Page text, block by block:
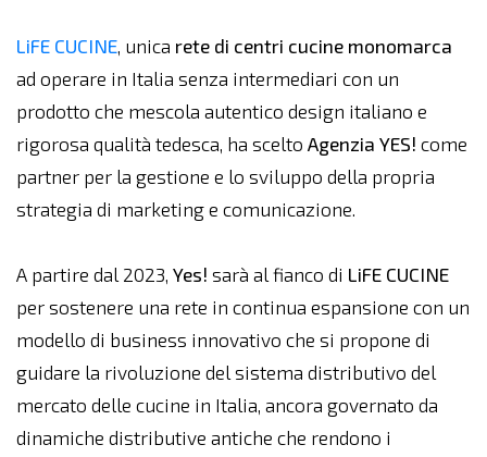
LiFE CUCINE, unica rete di centri cucine monomarca
ad operare in Italia senza intermediari con un
prodotto che mescola autentico design italiano e
rigorosa qualità tedesca, ha scelto Agenzia YES! come
partner per la gestione e lo sviluppo della propria
strategia di marketing e comunicazione.
A partire dal 2023, Yes! sarà al fianco di LiFE CUCINE
per sostenere una rete in continua espansione con un
modello di business innovativo che si propone di
guidare la rivoluzione del sistema distributivo del
mercato delle cucine in Italia, ancora governato da
dinamiche distributive antiche che rendono i